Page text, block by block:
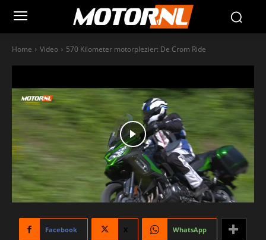
Home Video 570 Kilometer motorplezier: De Crom Ride
Facebook X WhatsApp